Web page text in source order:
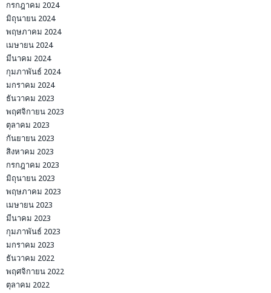
กรกฎาคม 2024
มิถุนายน 2024
พฤษภาคม 2024
เมษายน 2024
มีนาคม 2024
กุมภาพันธ์ 2024
มกราคม 2024
ธันวาคม 2023
พฤศจิกายน 2023
ตุลาคม 2023
กันยายน 2023
สิงหาคม 2023
กรกฎาคม 2023
มิถุนายน 2023
พฤษภาคม 2023
เมษายน 2023
มีนาคม 2023
กุมภาพันธ์ 2023
มกราคม 2023
ธันวาคม 2022
พฤศจิกายน 2022
ตุลาคม 2022